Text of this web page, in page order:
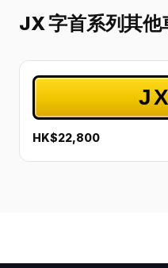
JX 字首系列其他
HK$22,800